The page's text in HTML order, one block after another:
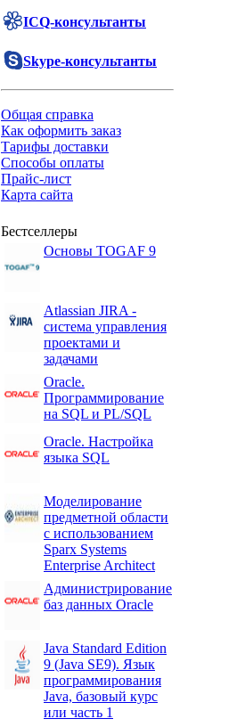
ICQ-консультанты
Skype-консультанты
Общая справка
Как оформить заказ
Тарифы доставки
Способы оплаты
Прайс-лист
Карта сайта
Бестселлеры
Основы TOGAF 9
Atlassian JIRA -
система управления
проектами и
задачами
Oracle.
Программирование
на SQL и PL/SQL
Oracle. Настройка
языка SQL
Моделирование
предметной области
с использованием
Sparx Systems
Enterprise Architect
Администрирование
баз данных Oracle
Java Standard Edition
9 (Java SE9). Язык
программирования
Java, базовый курс
или часть 1